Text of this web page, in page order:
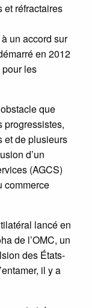
et réfractaires
un accord sur
en 2012
les
que
progressistes,
et de plusieurs
d’un
(AGCS)
commerce
lancé en
de l’OMC, un
des États-
il y a